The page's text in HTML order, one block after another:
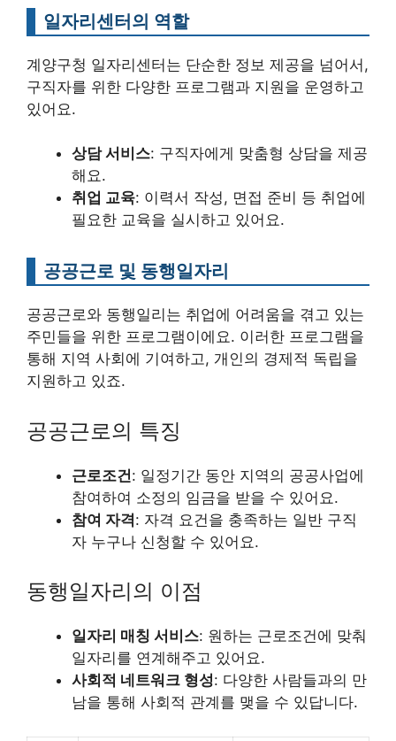
일자리센터의 역할
계양구청 일자리센터는 단순한 정보 제공을 넘어서,
구직자를 위한 다양한 프로그램과 지원을 운영하고
있어요.
상담 서비스: 구직자에게 맞춤형 상담을 제공
해요.
취업 교육: 이력서 작성, 면접 준비 등 취업에
필요한 교육을 실시하고 있어요.
공공근로 및 동행일자리
공공근로와 동행일리는 취업에 어려움을 겪고 있는
주민들을 위한 프로그램이에요. 이러한 프로그램을
통해 지역 사회에 기여하고, 개인의 경제적 독립을
지원하고 있죠.
공공근로의 특징
근로조건: 일정기간 동안 지역의 공공사업에
참여하여 소정의 임금을 받을 수 있어요.
참여 자격: 자격 요건을 충족하는 일반 구직
자 누구나 신청할 수 있어요.
동행일자리의 이점
일자리 매칭 서비스: 원하는 근로조건에 맞춰
일자리를 연계해주고 있어요.
사회적 네트워크 형성: 다양한 사람들과의 만
남을 통해 사회적 관계를 맺을 수 있답니다.